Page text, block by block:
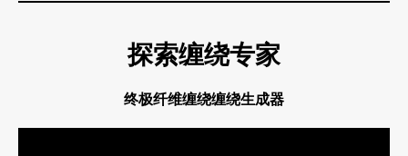
探索缠绕专家
终极纤维缠绕缠绕生成器